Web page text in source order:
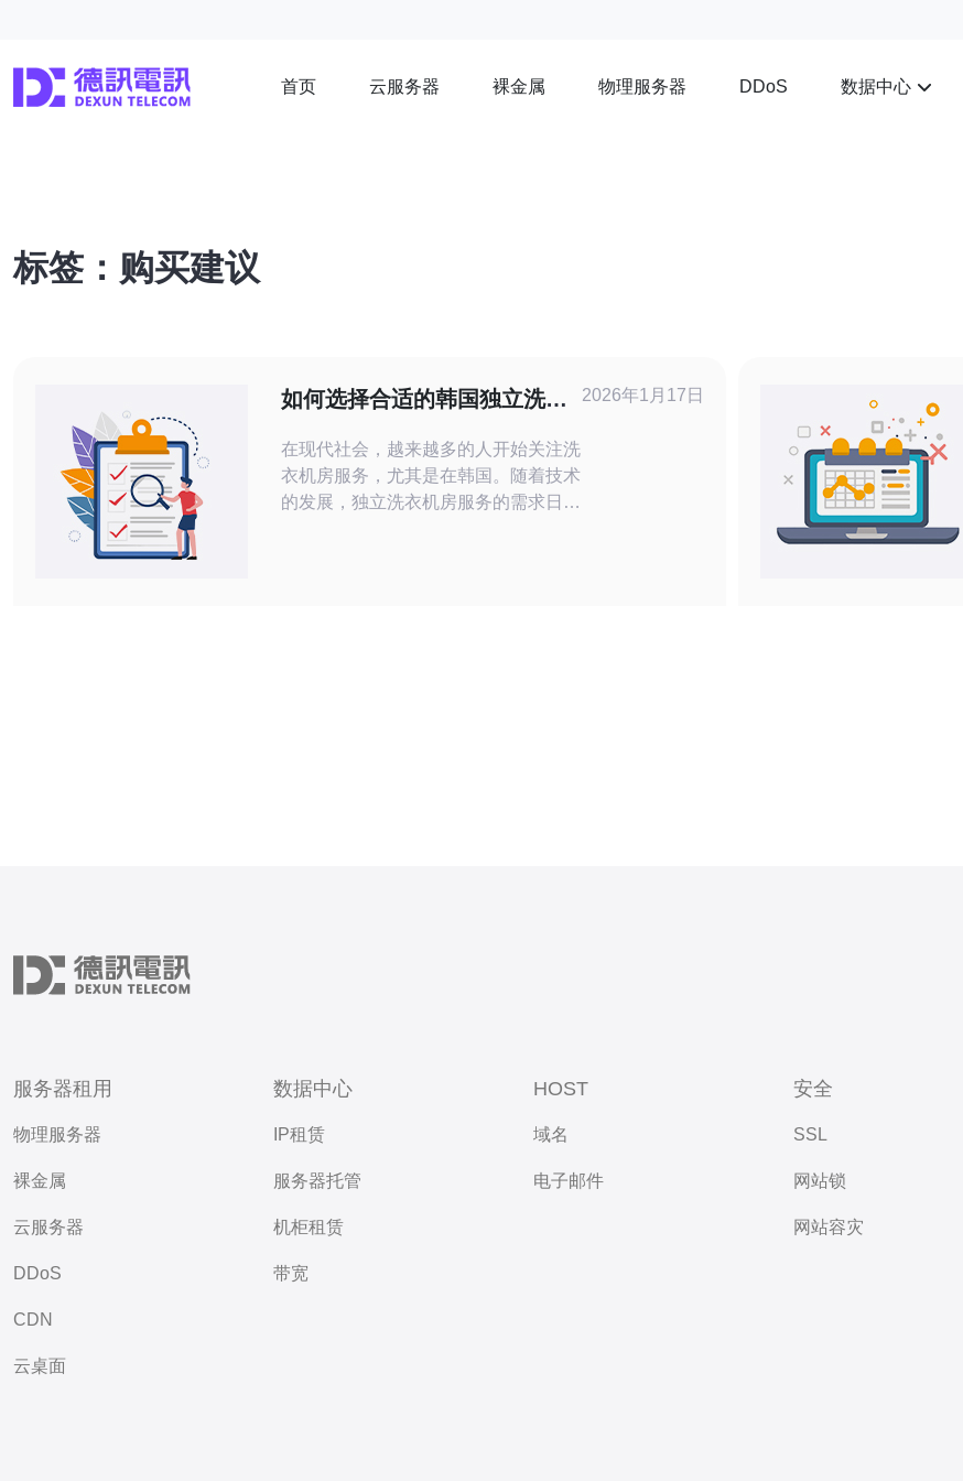
首页 云服务器 裸金属 物理服务器 DDoS 数据中心
标签：购买建议
如何选择合适的韩国独立洗衣
在现代社会，越来越多的人开始关注洗
衣机房服务，尤其是在韩国。随着技术
的发展，独立洗衣机房服务的需求日益
2026年1月17日
服务器租用
物理服务器
裸金属
云服务器
DDoS
CDN
云桌面
数据中心
IP租赁
服务器托管
机柜租赁
带宽
HOST
域名
电子邮件
安全
SSL
网站锁
网站容灾